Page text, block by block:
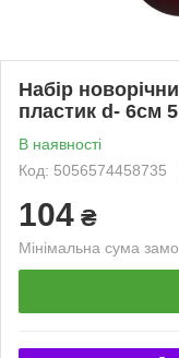
Набір
пластик d- 6см
В наявності
Код: 5056574458735
104 ₴
Мінімальна сума